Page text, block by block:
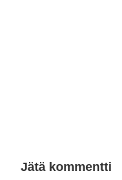
Jätä kommentti